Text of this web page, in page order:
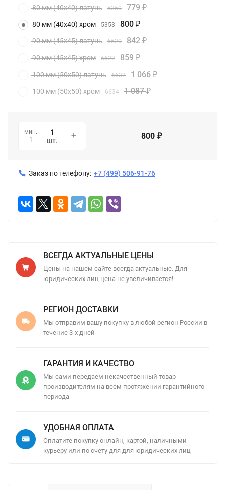
80 мм (40x40) латунь 5350 779₽
80 мм (40x40) хром 5353 800 ₽
90 мм (45x45) латунь 6620 842₽
90 мм (45x45) хром 6622 859₽
100 мм (50x50) латунь 6632 1 066₽
100 мм (50x50) хром 6634 1 087₽
мин.
1
шт. 800 ₽
Заказ по телефону: +7 (499) 506-91-76
ВСЕГДА АКТУАЛЬНЫЕ ЦЕНЫ
Цены на нашем сайте всегда актуальные. Для
юридических лиц цена не увеличивается!
РЕГИОН ДОСТАВКИ
Мы отправим вашу покупку в любой регион России в
течение 3-х дней
ГАРАНТИЯ И КАЧЕСТВО
Мы сами передаем некачественный товар
производителям на всем протяжении гарантийного
периода
УДОБНАЯ ОПЛАТА
Оплатите покупку онлайн, картой, наличными
курьеру или по счету для для юридических лиц